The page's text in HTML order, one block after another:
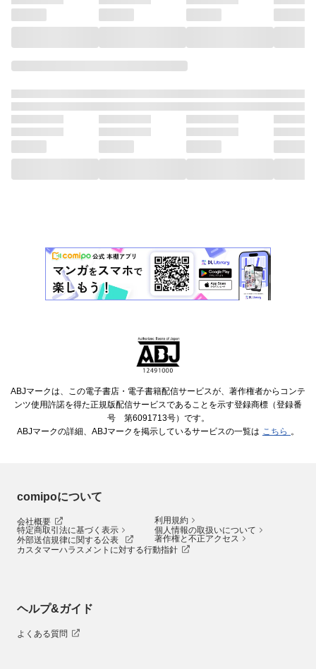
ABJマークは、この電子書店・電子書籍配信サービスが、著作権者からコンテ
ンツ使用許諾を得た正規版配信サービスであることを示す登録商標（登録番
号 第6091713号）です。
ABJマークの詳細、ABJマークを掲示しているサービスの一覧は こちら 。
comipoについて
会社概要
利用規約
特定商取引法に基づく表示
個人情報の取扱いについて
外部送信規律に関する公表
著作権と不正アクセス
カスタマーハラスメントに対する行動指針
ヘルプ&ガイド
よくある質問